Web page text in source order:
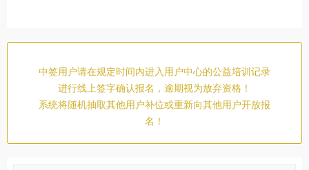
中签用户请在规定时间内进入用户中心的公益培训记录
进行线上签字确认报名，逾期视为放弃资格！
系统将随机抽取其他用户补位或重新向其他用户开放报
名！